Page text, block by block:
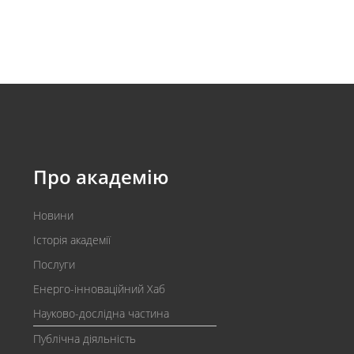
Про академію
Новини
Історія академії
Послуги
Енерго-інноваційний Хаб
Науково-дослідна частина
Публічна діяльність